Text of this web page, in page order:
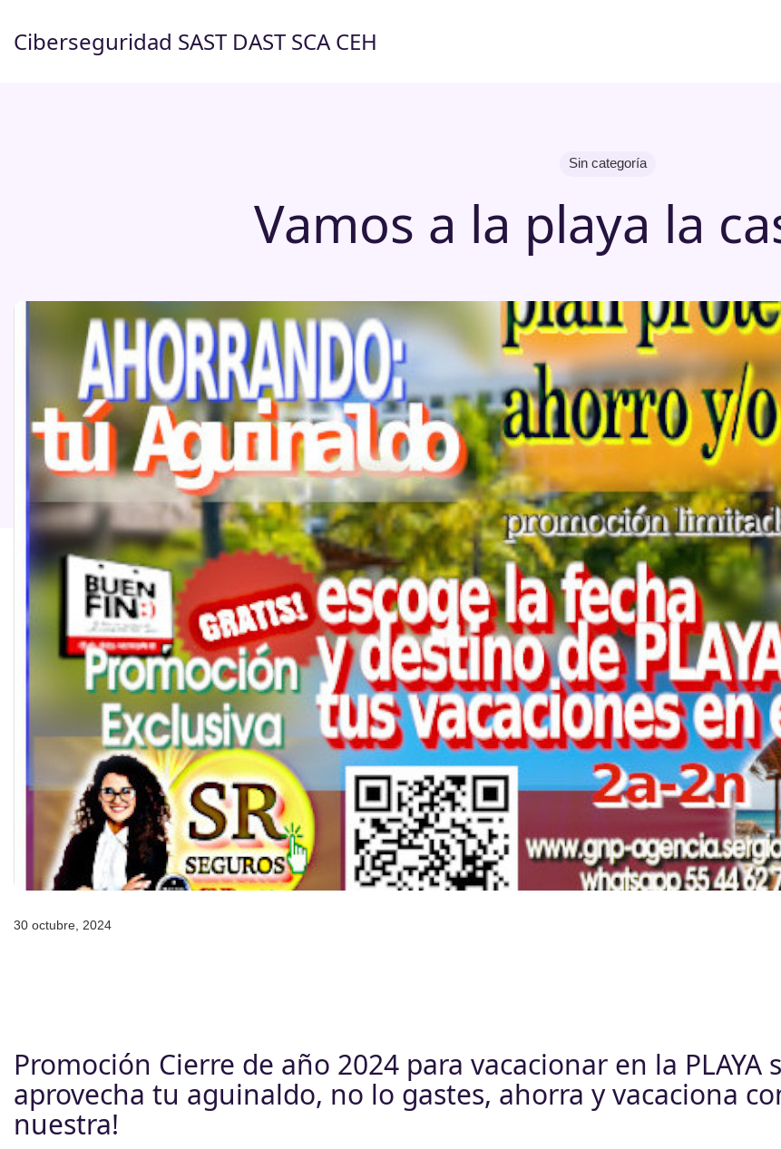
contenido
Ciberseguridad SAST DAST SCA CEH
Sin categoría
Vamos a la playa la
30 octubre, 2024
Promoción Cierre de año 2024 para vacacionar en la
aprovecha tu aguinaldo, no lo gastes, ahorra y vacaciona
nuestra!